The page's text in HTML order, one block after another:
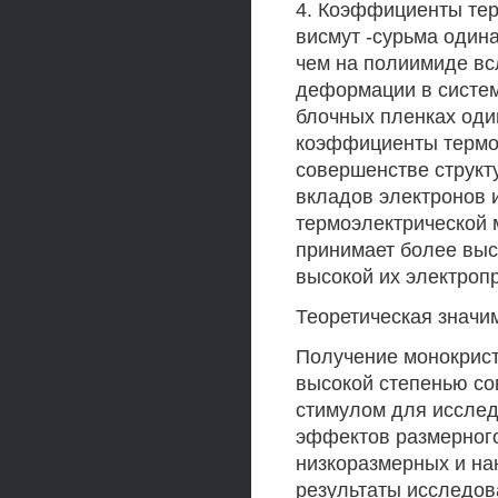
4. Коэффициенты
висмут -сурьма
чем на полиимиде
деформации в
блочных пленках
коэффициенты
совершенстве
вкладов
принимает более
высокой их
Теоретическая
Получение
высокой степенью
стимулом для
эффектов
низкоразмерных и
результаты